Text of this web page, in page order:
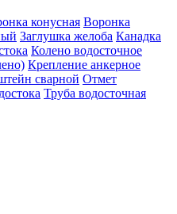
конусная Воронка
Заглушка желоба Канадка
Колено водосточное
Крепление анкерное
сварной Отмет
Труба водосточная